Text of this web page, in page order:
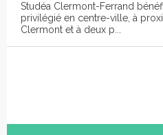
Studéa Clermont-Ferrand
privilégié en centre-ville, à
Clermont et à deux p...